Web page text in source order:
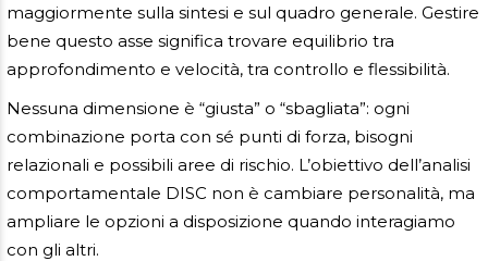
maggiormente sulla sintesi e sul quadro generale. Gestire
bene questo asse significa trovare equilibrio tra
approfondimento e velocità, tra controllo e flessibilità.
Nessuna dimensione è “giusta” o “sbagliata”: ogni
combinazione porta con sé punti di forza, bisogni
relazionali e possibili aree di rischio. L’obiettivo dell’analisi
comportamentale DISC non è cambiare personalità, ma
ampliare le opzioni a disposizione quando interagiamo
con gli altri.